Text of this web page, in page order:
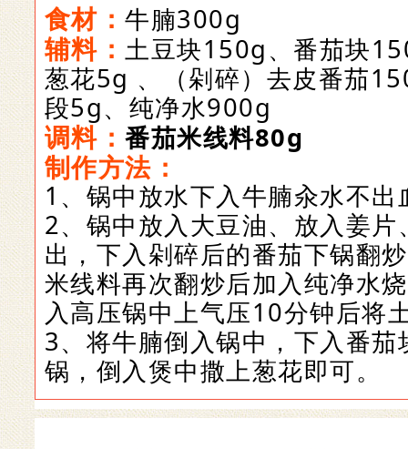
食材： 牛腩300g
辅料： 土豆块150g、番茄块
葱花5g 、（剁碎）去皮番茄
段5g、纯净水900g
调料： 番茄米线料80g
制作方法：
1、锅中放水下入牛腩汆水不
2、 锅中放入大豆油、放入姜
出，下入剁碎后的番茄下锅翻
米线料再次翻炒后加入纯净水
入高压锅中上气压10分钟后将
3、 将牛腩倒入锅中，下入番
锅，倒入煲中撒上葱花即可。